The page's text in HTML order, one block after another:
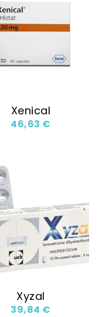
Xenical
46,63 €
Xyzal
39,84 €